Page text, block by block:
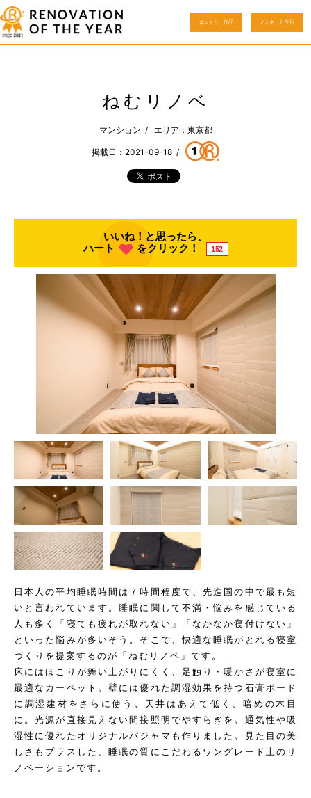
エントリー作品 ノミネート作品
ねむリノベ
マンション / エリア：東京都
掲載日：2021-09-18 /
いいね！と思ったら、
ハート
をクリック！ 152
日本人の平均睡眠時間は７時間程度で、先進国の中で最も短
いと言われています。睡眠に関して不満・悩みを感じている
人も多く「寝ても疲れが取れない」「なかなか寝付けない」
といった悩みが多いそう。そこで、快適な睡眠がとれる寝室
づくりを提案するのが「ねむリノベ」です。
床にはほこりが舞い上がりにくく、足触り・暖かさが寝室に
最適なカーペット。壁には優れた調湿効果を持つ石膏ボード
に調湿建材をさらに使う。天井はあえて低く、暗めの木目
に。光源が直接見えない間接照明でやすらぎを。通気性や吸
湿性に優れたオリジナルパジャマも作りました。見た目の美
しさもプラスした、睡眠の質にこだわるワングレード上のリ
ノベーションです。